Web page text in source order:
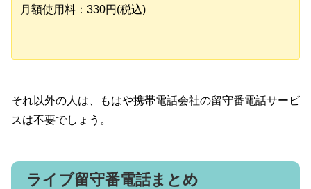
月額使用料：330円(税込)
それ以外の人は、もはや携帯電話会社の留守番電話サービ
スは不要でしょう。
ライブ留守番電話まとめ